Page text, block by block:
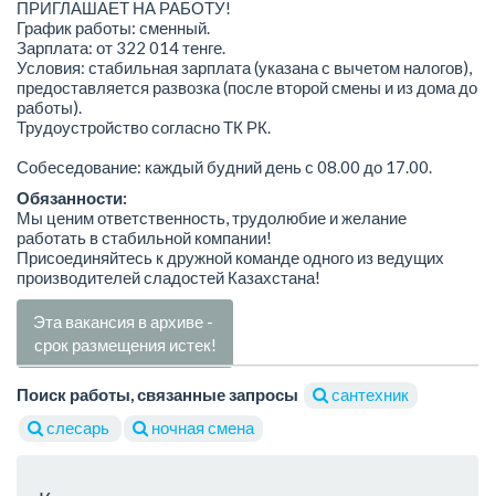
ПРИГЛАШАЕТ НА РАБОТУ!
График работы: сменный.
Зарплата: от 322 014 тенге.
Условия: стабильная зарплата (указана с вычетом налогов),
предоставляется развозка (после второй смены и из дома до
работы).
Трудоустройство согласно ТК РК.
Собеседование: каждый будний день с 08.00 до 17.00.
Обязанности:
Мы ценим ответственность, трудолюбие и желание
работать в стабильной компании!
Присоединяйтесь к дружной команде одного из ведущих
производителей сладостей Казахстана!
Эта вакансия в архиве -
срок размещения истек!
Поиск работы, связанные запросы
сантехник
слесарь
ночная смена